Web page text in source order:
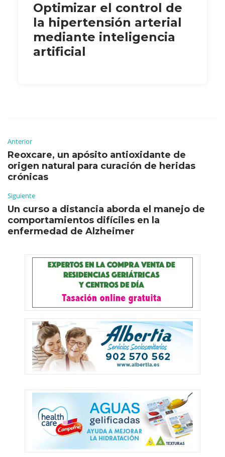
Optimizar el control de
la hipertensión arterial
mediante inteligencia
artificial
Anterior
Reoxcare, un apósito antioxidante de
origen natural para curación de heridas
crónicas
Siguiente
Un curso a distancia aborda el manejo de
comportamientos difíciles en la
enfermedad de Alzheimer